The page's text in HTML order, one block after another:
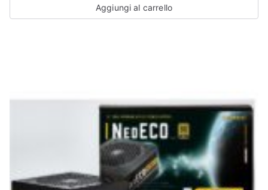
Aggiungi al carrello